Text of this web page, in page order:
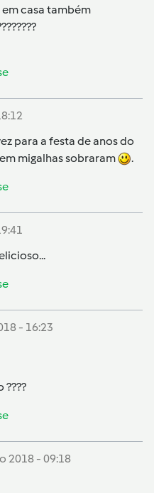
em casa também
para a festa de anos do
migalhas sobraram
.
- 16:23
2018 - 09:18